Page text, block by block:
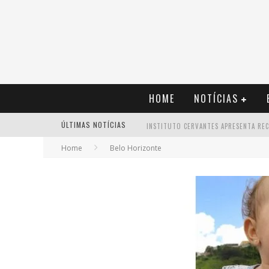
HOME NOTÍCIAS
ÚLTIMAS NOTÍCIAS
Home Belo Horizonte